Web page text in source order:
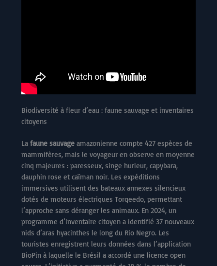
Biodiversité à fleur d’eau : faune sauvage et inventaires
citoyens
La faune sauvage amazonienne compte 427 espèces de
mammifères, mais le voyageur en observe en moyenne
cinq majeures : paresseux, singe hurleur, capybara,
dauphin rose et caïman noir. Les expéditions
immersives utilisent des bateaux annexes silencieux
dotés de moteurs électriques Torqeedo, permettant
l’approche sans déranger les animaux. En 2024, un
programme d’inventaire citoyen a identifié 37 nouveaux
nids d’aras hyacinthes le long du Rio Negro. Les
touristes enregistrent leurs données dans l’application
BioPin à laquelle le Brésil a accordé une licence open